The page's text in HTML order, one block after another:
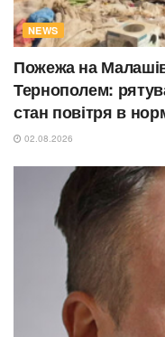
NEWS
Пожежа на
Тернополем:
стан повітря в
02.08.2026